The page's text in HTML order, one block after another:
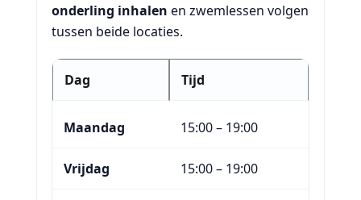
onderling inhalen en zwemlessen volgen
tussen beide locaties.
Dag Tijd
Maandag 15:00 – 19:00
Vrijdag 15:00 – 19:00